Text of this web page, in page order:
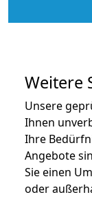
Weitere
Unsere
Ihnen
Ihre
Angebote
Sie einen
oder